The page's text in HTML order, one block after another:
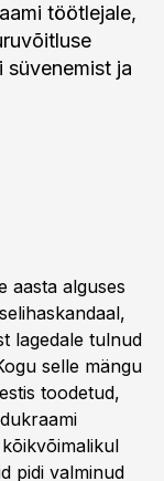
töötlejale,
süvenemist ja
aasta alguses
lagedale tulnud
selle mängu
toodetud,
pidi valminud